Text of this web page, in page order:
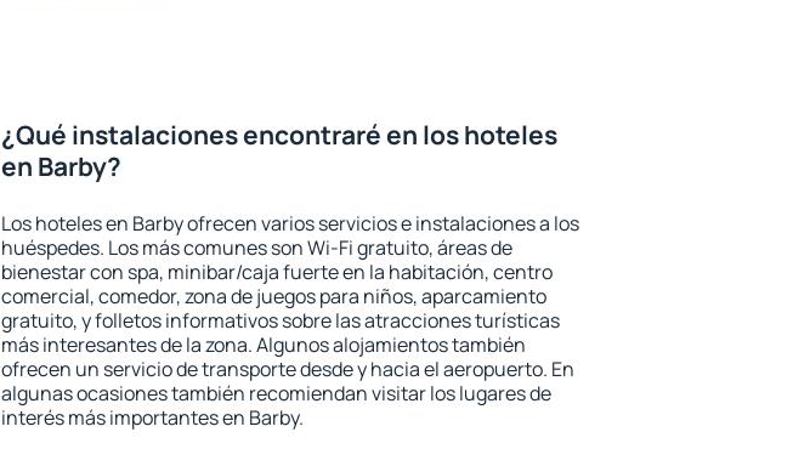
¿Qué instalaciones encontraré en los hoteles
en Barby?
Los hoteles en Barby ofrecen varios servicios e instalaciones a los
huéspedes. Los más comunes son Wi-Fi gratuito, áreas de
bienestar con spa, minibar/caja fuerte en la habitación, centro
comercial, comedor, zona de juegos para niños, aparcamiento
gratuito, y folletos informativos sobre las atracciones turísticas
más interesantes de la zona. Algunos alojamientos también
ofrecen un servicio de transporte desde y hacia el aeropuerto. En
algunas ocasiones también recomiendan visitar los lugares de
interés más importantes en Barby.